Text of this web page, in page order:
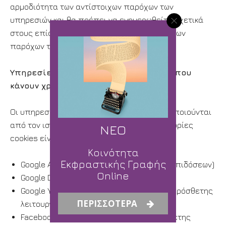
αρμοδιότητα των αντίστοιχων παρόχων των
υπηρεσιών και θα πρέπει να ενημερωθείτε σχετικά
στους επίσημους ιστότοπους των αντίστοιχων
παρόχων των υπηρεσιών.
Υπηρεσίες τρίτων του ιστότοπου μας που
κάνουν χρήση cookies
Οι υπηρεσίες τρίτων παρόχων που χρησιμοποιούνται
από τον ιστότοπο μας στις εκάστοτε κατηγορίες
cookies είναι οι παρακάτω:
Google Analytics (cookies στατιστικών & επιδόσεων)
Google DoubleClick (cookies διαφήμισης)
Google YouTube (cookies προτιμήσεων & πρόσθετης
λειτουργικότητας)
Facebook (cookies προτιμήσεων & πρόσθετης
ΠΕΡΙΣΣΟΤΕΡΑ
ΝΕΟ
Κοινότητα
Εκφραστικής Γραφής
Online